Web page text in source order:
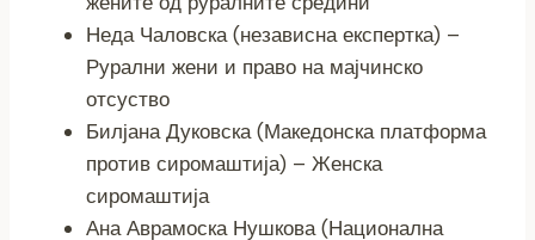
Неда Чаловска (независна експертка) –
Рурални жени и право на мајчинско
отсуство
Билјана Дуковска (Македонска платформа
против сиромаштија) – Женска
сиромаштија
Ана Аврамоска Нушкова (Национална